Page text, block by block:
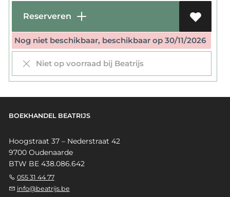
Reserveren
Nog niet beschikbaar, beschikbaar op 30/11/2026
Niet op voorraad bij Beatrijs
BOEKHANDEL BEATRIJS
Hoogstraat 37 – Nederstraat 42
9700 Oudenaarde
BTW BE 438.086.642
055 31 44 77
info@beatrijs.be